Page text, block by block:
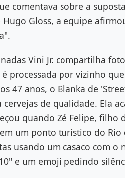
comentava sobre a
Hugo Gloss, a equipe
Vini Jr. compartilha
é processada por vizinho
47 anos, o Blanka de
cervejas de qualidade. Ela
quando Zé Felipe,
um ponto turístico do Rio
usando um casaco com
e um emoji pedindo